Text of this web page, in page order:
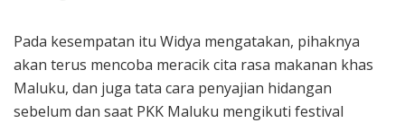
Pada kesempatan itu Widya mengatakan, pihaknya
akan terus mencoba meracik cita rasa makanan khas
Maluku, dan juga tata cara penyajian hidangan
sebelum dan saat PKK Maluku mengikuti festival